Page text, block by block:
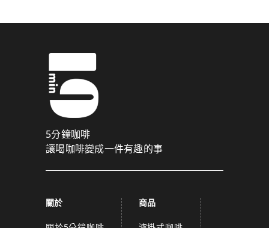
5分鐘咖啡
讓喝咖啡變成一件有趣的事
關於 商品